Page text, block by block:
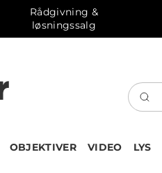
Rådgivning &
løsningssalg
OBJEKTIVER VIDEO LYS